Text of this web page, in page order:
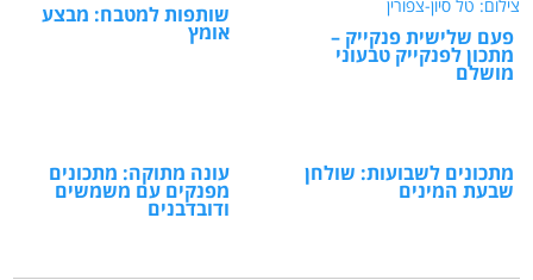
פעם שלישית פנקייק –
מתכון לפנקייק טבעוני
מושלם
שותפות למטבח: מבצע
אומץ
מתכונים לשבועות: שולחן
שבעת המינים
עונה מתוקה: מתכונים
מפנקים עם משמשים
ודובדבנים